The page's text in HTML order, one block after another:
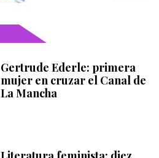
Gertrude Ederle: primera
mujer en cruzar el Canal de
La Mancha